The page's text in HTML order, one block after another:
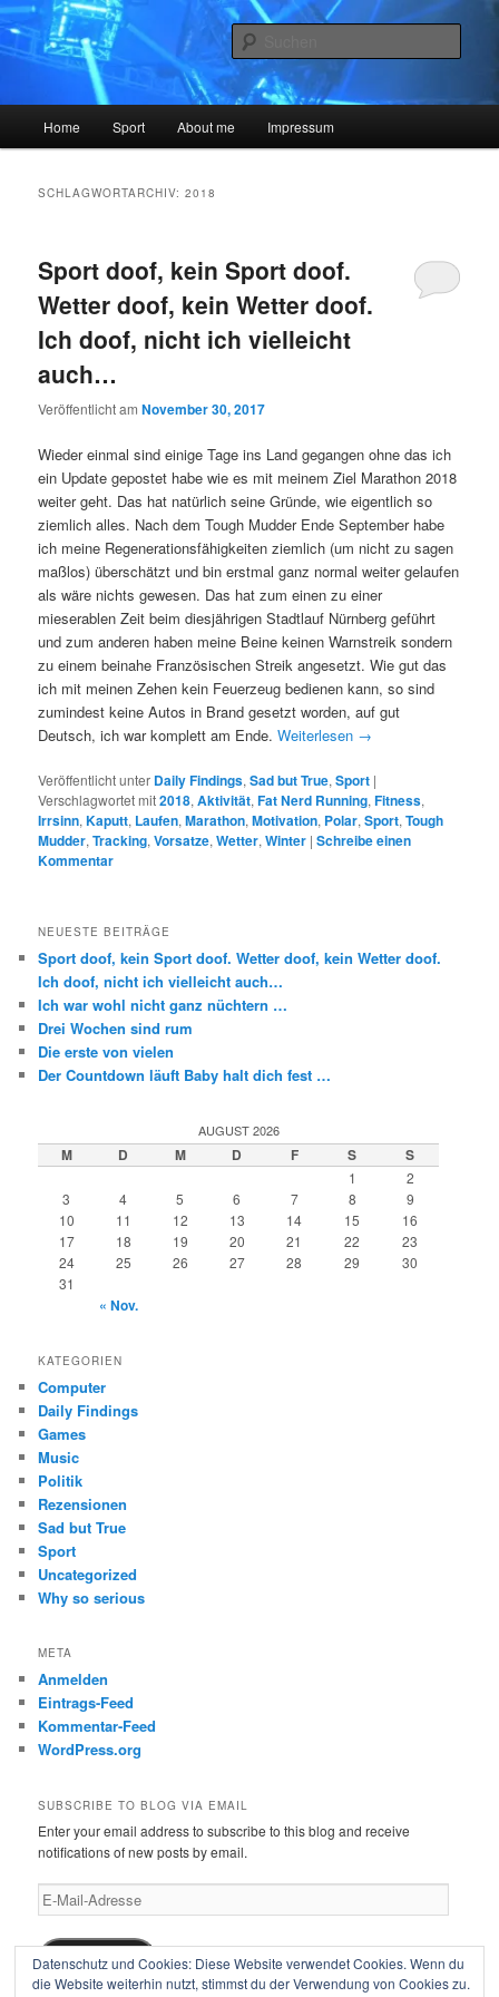
Zum
primären
Inhalt
Zum
sekundären
Inhalt
Sysiphos.de
The Blog is a lie
Home Sport About me Impressum
SCHLAGWORTARCHIV:2018
Sport doof, kein Sport doof.
Wetter doof, kein Wetter doof.
Ich doof, nicht ich vielleicht
auch…
Veröffentlicht amNovember 30, 2017
Wieder einmal sind einige Tage ins Land gegangen ohne das ich
ein Update gepostet habe wie es mit meinem Ziel Marathon 2018
weiter geht. Das hat natürlich seine Gründe, wie eigentlich so
ziemlich alles. Nach dem Tough Mudder Ende September habe
ich meine Regenerationsfähigkeiten ziemlich (um nicht zu sagen
maßlos) überschätzt und bin erstmal ganz normal weiter gelaufen
als wäre nichts gewesen. Das hat zum einen zu einer
mieserablen Zeit beim diesjährigen Stadtlauf Nürnberg geführt
und zum anderen haben meine Beine keinen Warnstreik sondern
zu einem beinahe Französischen Streik angesetzt. Wie gut das
ich mit meinen Zehen kein Feuerzeug bedienen kann, so sind
zumindest keine Autos in Brand gesetzt worden, auf gut
Deutsch, ich war komplett am Ende.Weiterlesen →
Veröffentlicht unter Daily Findings,Sad but True,Sport |
Verschlagwortet mit2018,Aktivität,Fat Nerd Running,Fitness,
Irrsinn,Kaputt, Laufen,Marathon,Motivation, Polar,Sport,Tough
Mudder,Tracking,Vorsatze,Wetter,Winter |Schreibe einen
Kommentar
NEUESTE BEITRÄGE
Sport doof, kein Sport doof. Wetter doof, kein Wetter doof.
Ich doof, nicht ich vielleicht auch…
Ich war wohl nicht ganz nüchtern …
Drei Wochen sind rum
Die erste von vielen
Der Countdown läuft Baby halt dich fest …
AUGUST 2026
M D M D F S S
1
2
3
4 5 6 7 8
9
10
11 12 13 14 15
16
17
18 19 20 21 22
23
24
25 26 27 28 29
30
31
« Nov.
KATEGORIEN
Computer
Daily Findings
Games
Music
Politik
Rezensionen
Sad but True
Sport
Uncategorized
Why so serious
META
Anmelden
Eintrags-Feed
Kommentar-Feed
WordPress.org
SUBSCRIBE TO BLOG VIA EMAIL
Enter your email address to subscribe to this blog and receive
notifications of new posts by email.
E-
Mail-
Adresse
Subscribe
Datenschutz und Cookies: Diese Website verwendet Cookies. Wenn du
die Website weiterhin nutzt, stimmst du der Verwendung von Cookies zu.